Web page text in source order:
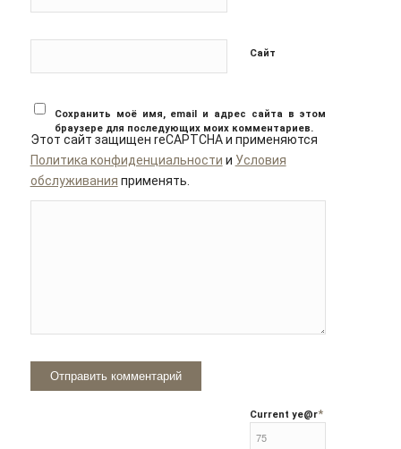
Сайт
Сохранить моё имя, email и адрес сайта в этом
браузере для последующих моих комментариев.
Этот сайт защищен reCAPTCHA и применяются
Политика конфиденциальности и Условия
обслуживания применять.
Current ye@r*